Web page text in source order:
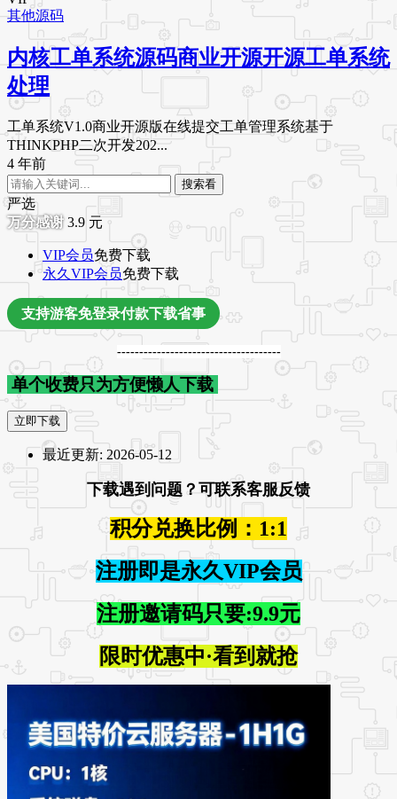
其他源码
内核工单系统源码商业开源开源工单系统
处理
工单系统V1.0商业开源版在线提交工单管理系统基于
THINKPHP二次开发202...
4 年前
搜索看
严选
3.9 元
VIP会员免费下载
永久VIP会员免费下载
支持游客免登录付款下载省事
-------------------------------------
单个收费只为方便懒人下载
立即下载
最近更新: 2026-05-12
下载遇到问题？可联系客服反馈
积分兑换比例：1:1
注册即是永久VIP会员
注册邀请码只要:9.9元
限时优惠中·看到就抢